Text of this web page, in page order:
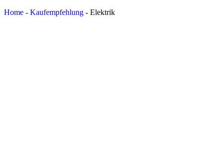
Home - Kaufempfehlung - Elektrik